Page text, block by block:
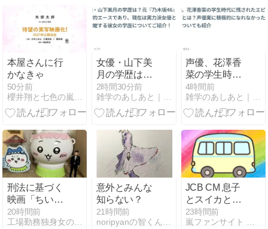
本屋さんに行
かなきゃ
50分前
櫻井翔と七色の嵐フルな日々
女優・山下美
月の学歴は？
元『乃木坂
46』の絶対的
エースであ
力派女優とし
て活躍する彼
女の学歴につ
いてご紹介！
2時間30分前
雑学のあしあと｜芸能界の最新トピックを、もっと身近に。
声優、花澤香
菜の学生時代
に残されたエ
ピソードと
は？声優業に
なかった理由
についても紹
介
4時間前
雑学のあしあと｜芸能界の最新トピックを、もっと身近に。
刑法に基づく
映画「ちいか
わ」の登場人
物たちの検証
20時間前
工場勤務独身女の日記
意外とみんな
知らない？
21時間前
noripyanの智くん日記
JCB CM 息子
とスイカと篇
二宮和也 ／ 友
だちと花火と
23時間前
嵐ファンサイト 情報＆データベース